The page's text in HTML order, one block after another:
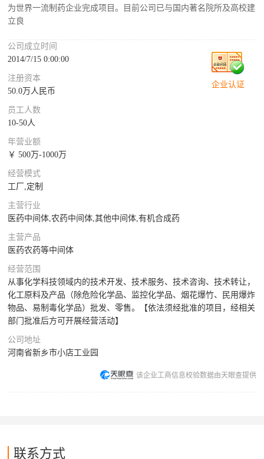
为世界一流制药企业完成项目。目前公司已与国内著名院所及高校建
立良
企业认证
公司成立时间
2014/7/15 0:00:00
注册资本
50.0万人民币
员工人数
10-50人
年营业额
￥ 500万-1000万
经营模式
工厂,定制
主营行业
医药中间体,农药中间体,其他中间体,有机合成药
主营产品
医药农药等中间体
经营范围
从事化学科技领域内的技术开发、技术服务、技术咨询、技术转让，
化工原料及产品（除危险化学品、监控化学品、烟花爆竹、民用爆炸
物品、易制毒化学品）批发、零售。【依法须经批准的项目，经相关
部门批准后方可开展经营活动】
公司地址
河南省新乡市小店工业园
该企业工商信息校验数据由天眼查提供
联系方式